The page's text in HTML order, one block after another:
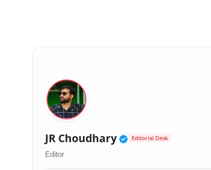
JR Choudhary Verified Public
Editorial Desk
Editor